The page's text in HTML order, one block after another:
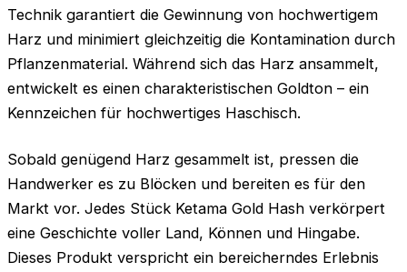
Technik garantiert die Gewinnung von hochwertigem
Harz und minimiert gleichzeitig die Kontamination durch
Pflanzenmaterial. Während sich das Harz ansammelt,
entwickelt es einen charakteristischen Goldton – ein
Kennzeichen für hochwertiges Haschisch.
Sobald genügend Harz gesammelt ist, pressen die
Handwerker es zu Blöcken und bereiten es für den
Markt vor. Jedes Stück Ketama Gold Hash verkörpert
eine Geschichte voller Land, Können und Hingabe.
Dieses Produkt verspricht ein bereicherndes Erlebnis